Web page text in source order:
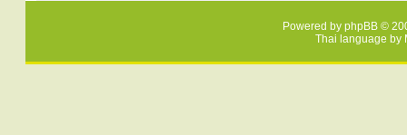
Powered by phpBB ©
Thai language by